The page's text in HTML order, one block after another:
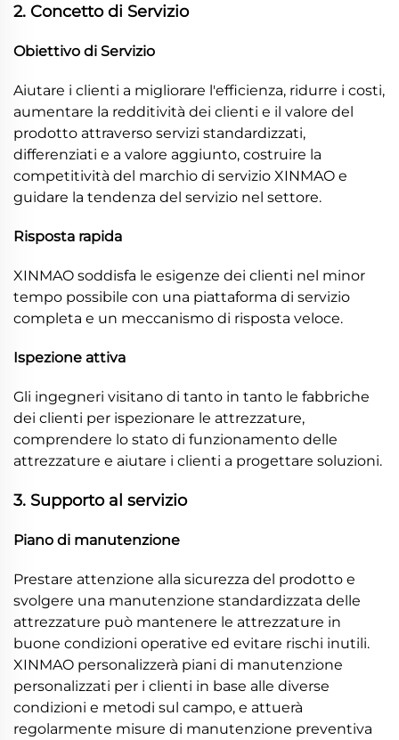
2. Concetto di Servizio
Obiettivo di Servizio
Aiutare i clienti a migliorare l'efficienza, ridurre i costi,
aumentare la redditività dei clienti e il valore del
prodotto attraverso servizi standardizzati,
differenziati e a valore aggiunto, costruire la
competitività del marchio di servizio XINMAO e
guidare la tendenza del servizio nel settore.
Risposta rapida
XINMAO soddisfa le esigenze dei clienti nel minor
tempo possibile con una piattaforma di servizio
completa e un meccanismo di risposta veloce.
Ispezione attiva
Gli ingegneri visitano di tanto in tanto le fabbriche
dei clienti per ispezionare le attrezzature,
comprendere lo stato di funzionamento delle
attrezzature e aiutare i clienti a progettare soluzioni.
3. Supporto al servizio
Piano di manutenzione
Prestare attenzione alla sicurezza del prodotto e
svolgere una manutenzione standardizzata delle
attrezzature può mantenere le attrezzature in
buone condizioni operative ed evitare rischi inutili.
XINMAO personalizzerà piani di manutenzione
personalizzati per i clienti in base alle diverse
condizioni e metodi sul campo, e attuerà
regolarmente misure di manutenzione preventiva